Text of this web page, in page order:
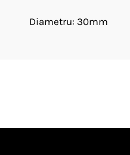
Diametru: 30mm